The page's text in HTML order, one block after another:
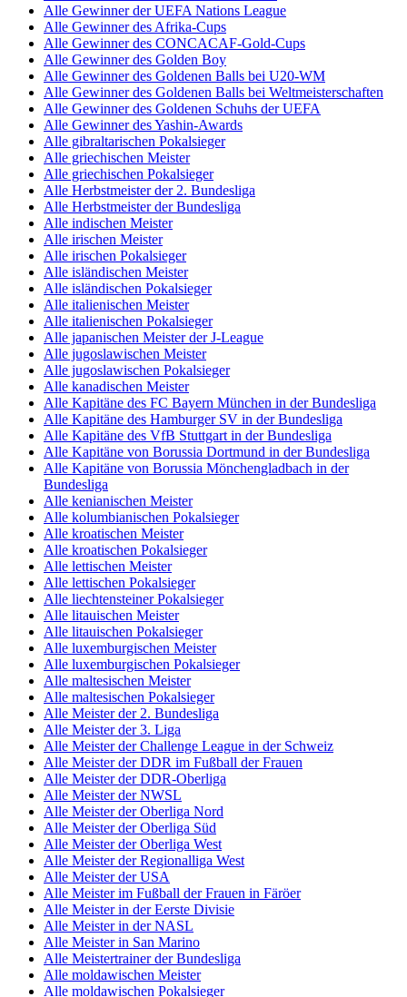
Alle Gewinner der UEFA Nations League
Alle Gewinner des Afrika-Cups
Alle Gewinner des CONCACAF-Gold-Cups
Alle Gewinner des Golden Boy
Alle Gewinner des Goldenen Balls bei U20-WM
Alle Gewinner des Goldenen Balls bei Weltmeisterschaften
Alle Gewinner des Goldenen Schuhs der UEFA
Alle Gewinner des Yashin-Awards
Alle gibraltarischen Pokalsieger
Alle griechischen Meister
Alle griechischen Pokalsieger
Alle Herbstmeister der 2. Bundesliga
Alle Herbstmeister der Bundesliga
Alle indischen Meister
Alle irischen Meister
Alle irischen Pokalsieger
Alle isländischen Meister
Alle isländischen Pokalsieger
Alle italienischen Meister
Alle italienischen Pokalsieger
Alle japanischen Meister der J-League
Alle jugoslawischen Meister
Alle jugoslawischen Pokalsieger
Alle kanadischen Meister
Alle Kapitäne des FC Bayern München in der Bundesliga
Alle Kapitäne des Hamburger SV in der Bundesliga
Alle Kapitäne des VfB Stuttgart in der Bundesliga
Alle Kapitäne von Borussia Dortmund in der Bundesliga
Alle Kapitäne von Borussia Mönchengladbach in der
Bundesliga
Alle kenianischen Meister
Alle kolumbianischen Pokalsieger
Alle kroatischen Meister
Alle kroatischen Pokalsieger
Alle lettischen Meister
Alle lettischen Pokalsieger
Alle liechtensteiner Pokalsieger
Alle litauischen Meister
Alle litauischen Pokalsieger
Alle luxemburgischen Meister
Alle luxemburgischen Pokalsieger
Alle maltesischen Meister
Alle maltesischen Pokalsieger
Alle Meister der 2. Bundesliga
Alle Meister der 3. Liga
Alle Meister der Challenge League in der Schweiz
Alle Meister der DDR im Fußball der Frauen
Alle Meister der DDR-Oberliga
Alle Meister der NWSL
Alle Meister der Oberliga Nord
Alle Meister der Oberliga Süd
Alle Meister der Oberliga West
Alle Meister der Regionalliga West
Alle Meister der USA
Alle Meister im Fußball der Frauen in Färöer
Alle Meister in der Eerste Divisie
Alle Meister in der NASL
Alle Meister in San Marino
Alle Meistertrainer der Bundesliga
Alle moldawischen Meister
Alle moldawischen Pokalsieger